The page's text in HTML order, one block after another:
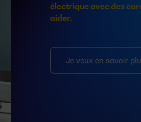
électrique avec des
aider.
Je veux en savoir